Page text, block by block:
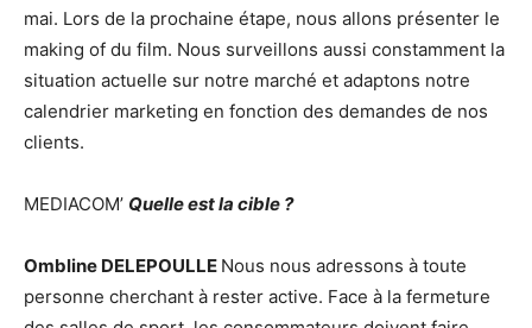
mai. Lors de la prochaine étape, nous allons présenter le
making of du film. Nous surveillons aussi constamment la
situation actuelle sur notre marché et adaptons notre
calendrier marketing en fonction des demandes de nos
clients.
MEDIACOM’ Quelle est la cible ?
Ombline DELEPOULLE Nous nous adressons à toute
personne cherchant à rester active. Face à la fermeture